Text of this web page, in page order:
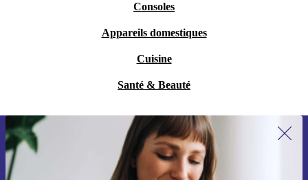
Consoles
Appareils domestiques
Cuisine
Santé & Beauté
Recevoir offres et infos de refurbed
par mail
Ne manquez plus aucune offre.